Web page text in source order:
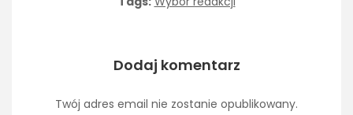
Dodaj komentarz
Twój adres email nie zostanie opublikowany.